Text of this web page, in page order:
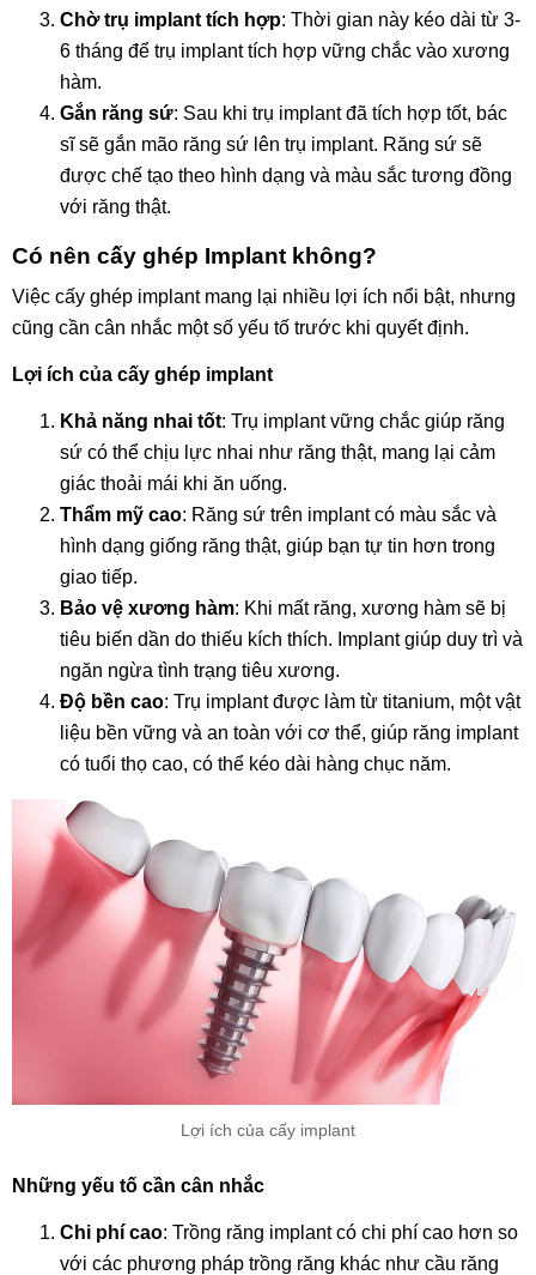
Chờ trụ implant tích hợp: Thời gian này kéo dài từ 3-
6 tháng để trụ implant tích hợp vững chắc vào xương
hàm.
Gắn răng sứ: Sau khi trụ implant đã tích hợp tốt, bác
sĩ sẽ gắn mão răng sứ lên trụ implant. Răng sứ sẽ
được chế tạo theo hình dạng và màu sắc tương đồng
với răng thật.
Có nên cấy ghép Implant không?
Việc cấy ghép implant mang lại nhiều lợi ích nổi bật, nhưng
cũng cần cân nhắc một số yếu tố trước khi quyết định.
Lợi ích của cấy ghép implant
Khả năng nhai tốt: Trụ implant vững chắc giúp răng
sứ có thể chịu lực nhai như răng thật, mang lại cảm
giác thoải mái khi ăn uống.
Thẩm mỹ cao: Răng sứ trên implant có màu sắc và
hình dạng giống răng thật, giúp bạn tự tin hơn trong
giao tiếp.
Bảo vệ xương hàm: Khi mất răng, xương hàm sẽ bị
tiêu biến dần do thiếu kích thích. Implant giúp duy trì và
ngăn ngừa tình trạng tiêu xương.
Độ bền cao: Trụ implant được làm từ titanium, một vật
liệu bền vững và an toàn với cơ thể, giúp răng implant
có tuổi thọ cao, có thể kéo dài hàng chục năm.
Lợi ích của cấy implant
Những yếu tố cần cân nhắc
Chi phí cao: Trồng răng implant có chi phí cao hơn so
với các phương pháp trồng răng khác như cầu răng